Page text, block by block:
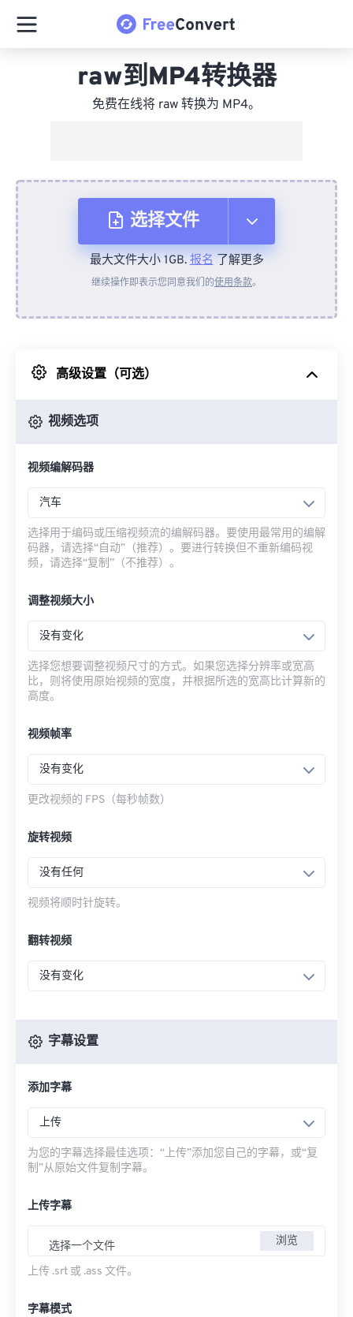
raw到MP4转换器
免费在线将 raw 转换为 MP4。
选择文件
从设备
来自 Google Drive
最大文件大小 1GB.报名了解更多
继续操作即表示您同意我们的使用条款。
高级设置（可选）
视频选项
视频编解码器
汽车
选择用于编码或压缩视频流的编解码器。要使用最常用的编解
码器，请选择“自动”（推荐）。要进行转换但不重新编码视
频，请选择“复制”（不推荐）。
调整视频大小
没有变化
选择您想要调整视频尺寸的方式。如果您选择分辨率或宽高
比，则将使用原始视频的宽度，并根据所选的宽高比计算新的
高度。
视频帧率
没有变化
更改视频的 FPS（每秒帧数）
旋转视频
没有任何
视频将顺时针旋转。
翻转视频
没有变化
字幕设置
添加字幕
上传
为您的字幕选择最佳选项：“上传”添加您自己的字幕，或“复
制”从原始文件复制字幕。
上传字幕
选择一个文件 浏览
上传 .srt 或 .ass 文件。
字幕模式